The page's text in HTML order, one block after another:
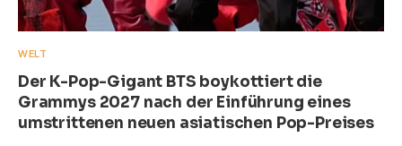
WELT
Der K-Pop-Gigant BTS boykottiert die
Grammys 2027 nach der Einführung eines
umstrittenen neuen asiatischen Pop-Preises